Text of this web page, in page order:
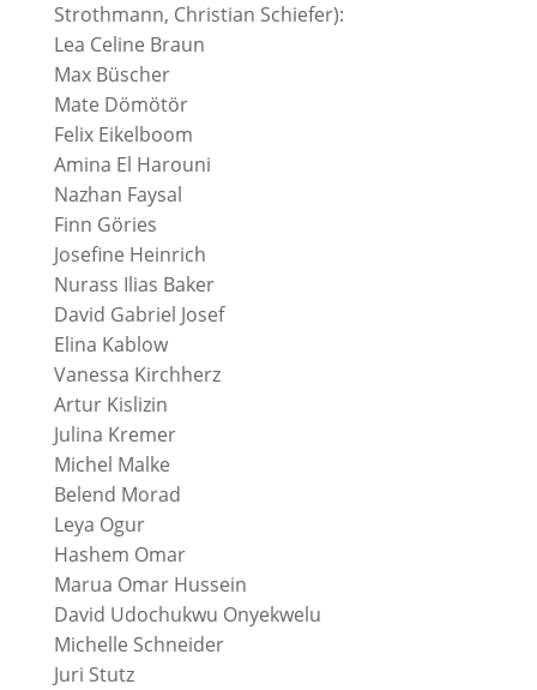
Strothmann, Christian Schiefer):
Lea Celine Braun
Max Büscher
Mate Dömötör
Felix Eikelboom
Amina El Harouni
Nazhan Faysal
Finn Göries
Josefine Heinrich
Nurass Ilias Baker
David Gabriel Josef
Elina Kablow
Vanessa Kirchherz
Artur Kislizin
Julina Kremer
Michel Malke
Belend Morad
Leya Ogur
Hashem Omar
Marua Omar Hussein
David Udochukwu Onyekwelu
Michelle Schneider
Juri Stutz